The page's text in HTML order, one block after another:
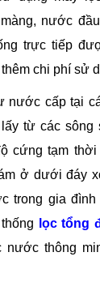
nước
trực tiếp
chi phí sử
nước cấp tại
từ các sông
cứng tạm
ở dưới đáy
trong gia
lọc tổng
nước thông